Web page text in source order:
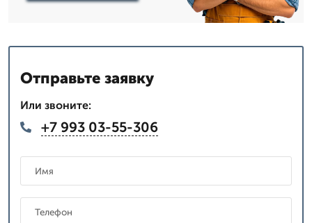
Отправьте заявку
Или звоните:
+7 993 03-55-306